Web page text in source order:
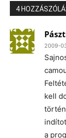
4
2009-
kell
a